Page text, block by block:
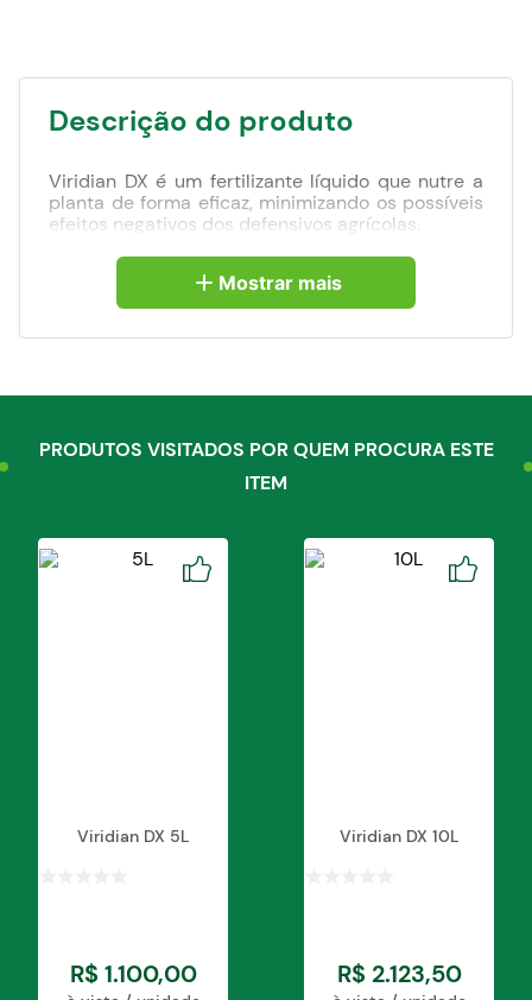
Descrição do produto
Viridian DX é um fertilizante líquido que nutre a
planta de forma eficaz, minimizando os possíveis
efeitos negativos dos defensivos agrícolas.
mecanismo antioxidante da planta.
- Estado vegetativo
Mostrar mais
PRODUTOS VISITADOS POR QUEM PROCURA ESTE
ITEM
Viridian DX 5L
R$ 1.100,00
Viridian DX 10L
R$ 2.123,50